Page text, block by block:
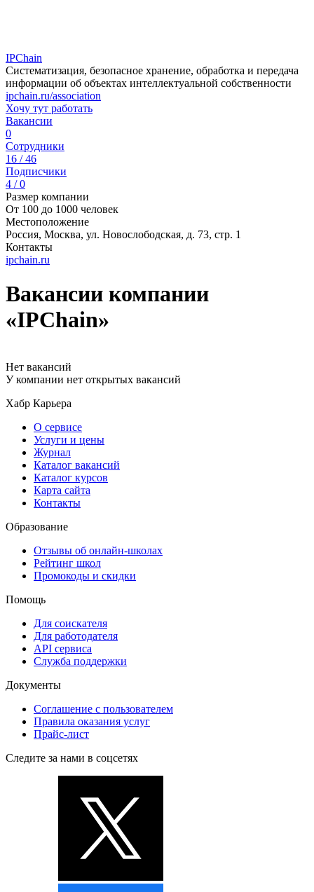
IPChain
Систематизация, безопасное хранение, обработка и передача
информации об объектах интеллектуальной собственности
ipchain.ru/association
Хочу тут работать
Вакансии
0
Сотрудники
16 / 46
Подписчики
4 / 0
Размер компании
От 100 до 1000 человек
Местоположение
Россия, Москва, ул. Новослободская, д. 73, стр. 1
Контакты
ipchain.ru
Вакансии компании
«IPChain»
Нет вакансий
У компании нет открытых вакансий
Хабр Карьера
О сервисе
Услуги и цены
Журнал
Каталог вакансий
Каталог курсов
Карта сайта
Контакты
Образование
Отзывы об онлайн-школах
Рейтинг школ
Промокоды и скидки
Помощь
Для соискателя
Для работодателя
API сервиса
Служба поддержки
Документы
Соглашение с пользователем
Правила оказания услуг
Прайс-лист
Следите за нами в соцсетях